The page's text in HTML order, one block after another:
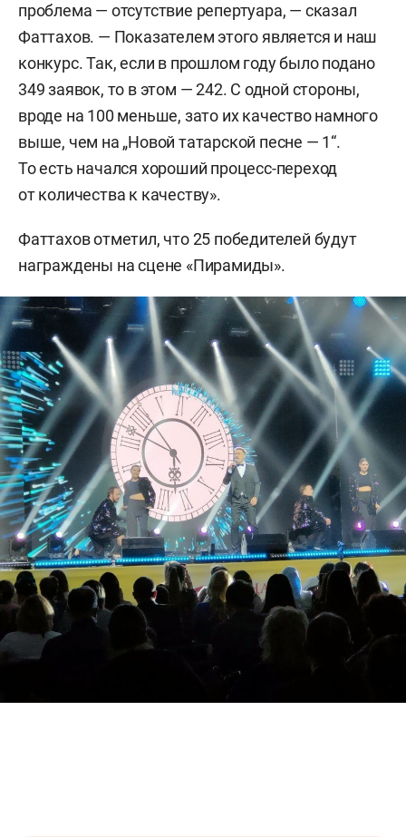
проблема — отсутствие репертуара, — сказал
Фаттахов. — Показателем этого является и наш
конкурс. Так, если в прошлом году было подано
349 заявок, то в этом — 242. С одной стороны,
вроде на 100 меньше, зато их качество намного
выше, чем на „Новой татарской песне — 1“.
То есть начался хороший процесс-переход
от количества к качеству».
Фаттахов отметил, что 25 победителей будут
награждены на сцене «Пирамиды».